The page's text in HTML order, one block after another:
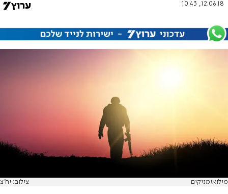
12.06.18, 10:43
מילואימניקים צילום: יח"צ